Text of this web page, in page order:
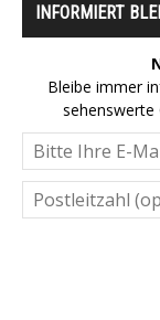
INFORMIERT
Bleibe immer
sehenswerte